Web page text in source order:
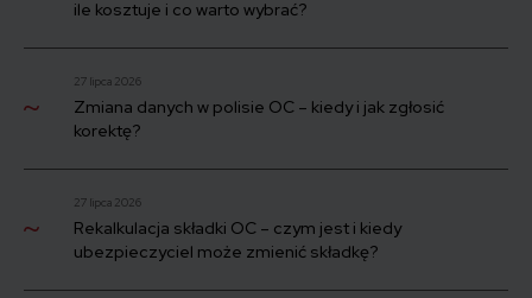
ile kosztuje i co warto wybrać?
27 lipca 2026
Zmiana danych w polisie OC – kiedy i jak zgłosić
korektę?
27 lipca 2026
Rekalkulacja składki OC – czym jest i kiedy
ubezpieczyciel może zmienić składkę?